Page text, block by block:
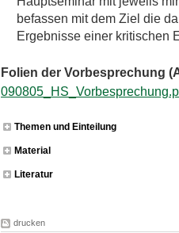
befassen mit dem Ziel die
Ergebnisse einer kritischen
Folien der Vorbesprechung
Themen und Einteilung
Material
Literatur
drucken